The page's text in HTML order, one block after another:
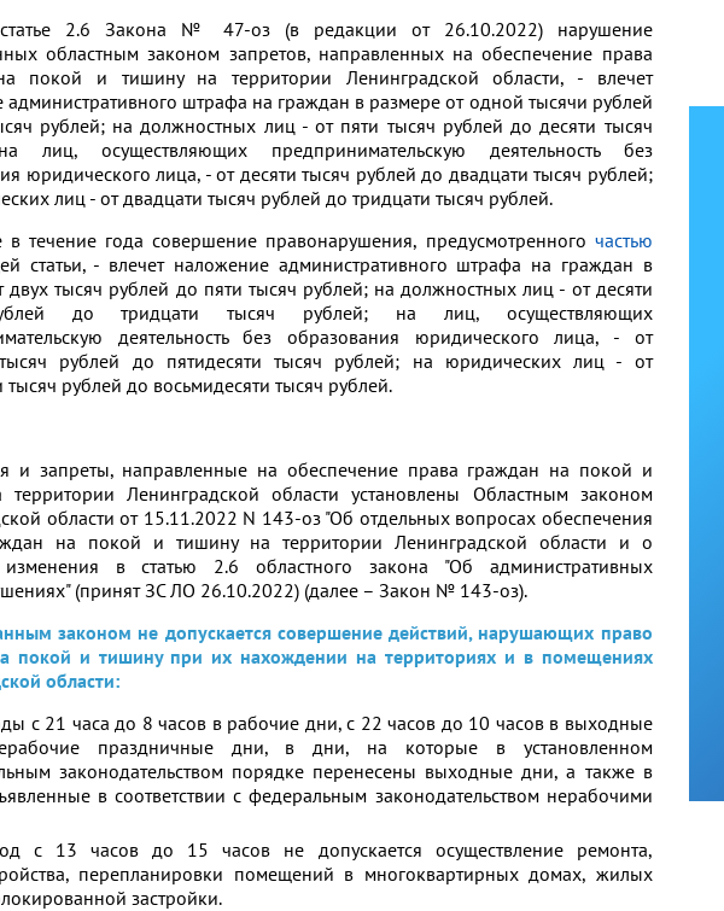
статье 2.6 Закона № 47-оз (в редакции от 26.10.2022) нарушение
областным законом запретов, направленных на обеспечение права
покой и тишину на территории Ленинградской области, - влечет
административного штрафа на граждан в размере от одной тысячи рублей
рублей; на должностных лиц - от пяти тысяч рублей до десяти тысяч
лиц, осуществляющих предпринимательскую деятельность без
юридического лица, - от десяти тысяч рублей до двадцати тысяч рублей;
лиц - от двадцати тысяч рублей до тридцати тысяч рублей.
в течение года совершение правонарушения, предусмотренного частью
статьи, - влечет наложение административного штрафа на граждан в
двух тысяч рублей до пяти тысяч рублей; на должностных лиц - от десяти
до тридцати тысяч рублей; на лиц, осуществляющих
деятельность без образования юридического лица, - от
рублей до пятидесяти тысяч рублей; на юридических лиц - от
тысяч рублей до восьмидесяти тысяч рублей.
и запреты, направленные на обеспечение права граждан на покой и
Ленинградской области установлены Областным законом
области от 15.11.2022 N 143-оз "Об отдельных вопросах обеспечения
на покой и тишину на территории Ленинградской области и о
изменения в статью 2.6 областного закона "Об административных
(принят ЗС ЛО 26.10.2022) (далее – Закон № 143-оз).
законом не допускается совершение действий, нарушающих право
покой и тишину при их нахождении на территориях и в помещениях
области:
с 21 часа до 8 часов в рабочие дни, с 22 часов до 10 часов в выходные
праздничные дни, в дни, на которые в установленном
законодательством порядке перенесены выходные дни, а также в
в соответствии с федеральным законодательством нерабочими
с 13 часов до 15 часов не допускается осуществление ремонта,
перепланировки помещений в многоквартирных домах, жилых
застройки.